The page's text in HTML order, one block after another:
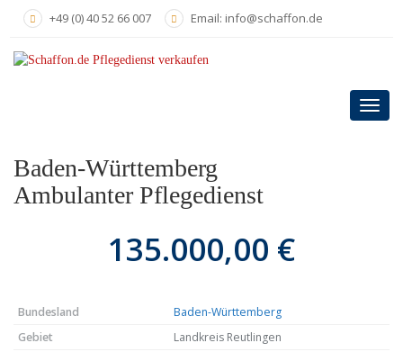
content
+49 (0) 40 52 66 007 Email: info@schaffon.de
Baden-Württemberg
Ambulanter Pflegedienst
135.000,00 €
Bundesland
Baden-Württemberg
Gebiet
Landkreis Reutlingen